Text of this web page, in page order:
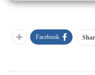
Facebook